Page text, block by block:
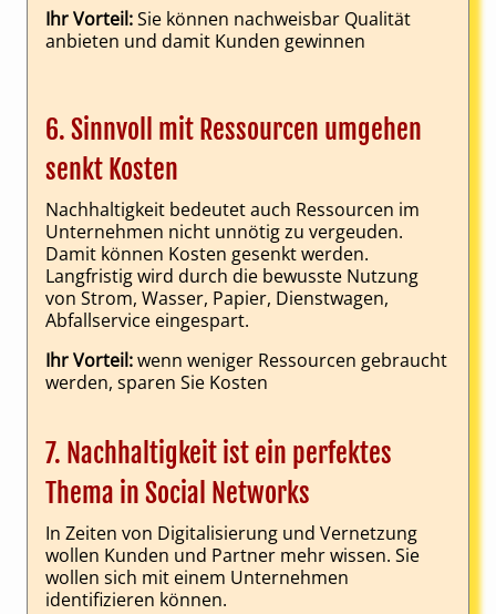
Ihr Vorteil:Sie können nachweisbar Qualität
anbieten und damit Kunden gewinnen
6. Sinnvoll mit Ressourcen umgehen
senkt Kosten
Nachhaltigkeit bedeutet auch Ressourcen im
Unternehmen nicht unnötig zu vergeuden.
Damit können Kosten gesenkt werden.
Langfristig wird durch die bewusste Nutzung
von Strom, Wasser, Papier, Dienstwagen,
Abfallservice eingespart.
Ihr Vorteil:wenn weniger Ressourcen gebraucht
werden, sparen Sie Kosten
7. Nachhaltigkeit ist ein perfektes
Thema in Social Networks
In Zeiten von Digitalisierung und Vernetzung
wollen Kunden und Partner mehr wissen. Sie
wollen sich mit einem Unternehmen
identifizieren können.